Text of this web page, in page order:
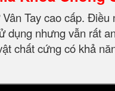
Tay cao cấp. Điều
nhưng vẫn rất
chất cứng có khả